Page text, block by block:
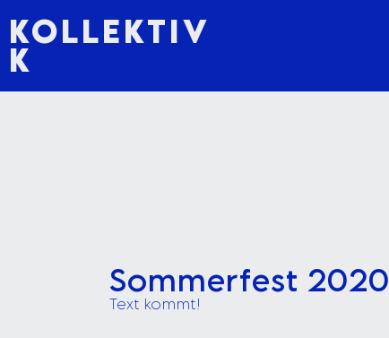
KOLLEKTIV
K
Sommerfest 2020
Text kommt!